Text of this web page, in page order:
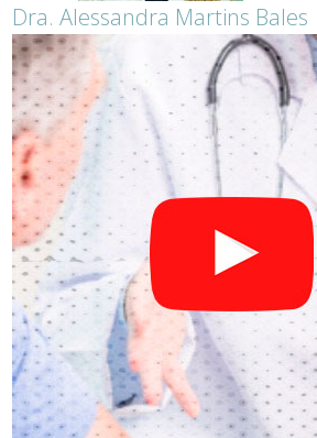
Dra. Alessandra Martins Bales